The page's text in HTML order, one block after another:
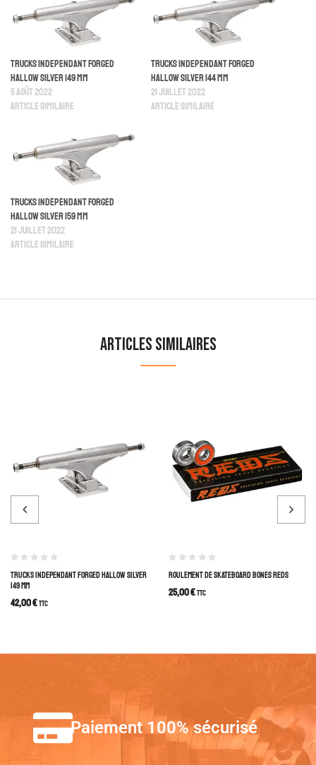
Trucks Independant Forged
Hallow Silver 149 mm
5 août 2022
Article similaire
Trucks Independant Forged
Hallow Silver 144 mm
21 juillet 2022
Article similaire
Trucks Independant Forged
Hallow Silver 159 mm
21 juillet 2022
Article similaire
Articles similaires
TRUCKS INDEPENDANT FORGED HALLOW SILVER
149 MM
42,00€TTC
ROULEMENT DE SKATEBOARD BONES REDS
25,00€TTC
Paiement 100% sécurisé